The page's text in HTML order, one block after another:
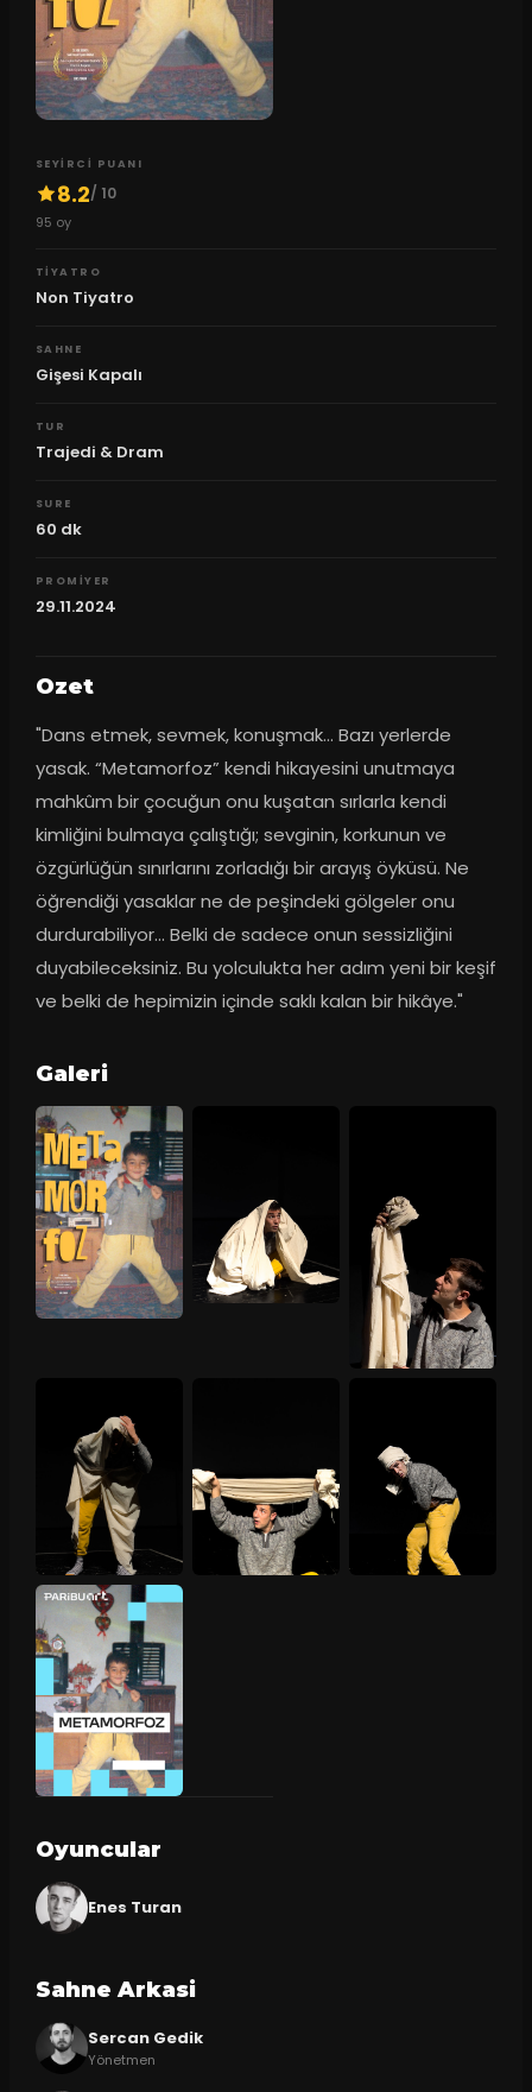
SEYIRCI PUANI
8.2/ 10
95 oy
TIYATRO
Non Tiyatro
SAHNE
Gişesi Kapalı
TUR
Trajedi & Dram
SURE
60 dk
PROMIYER
29.11.2024
Ozet
"Dans etmek, sevmek, konuşmak… Bazı yerlerde
yasak. “Metamorfoz” kendi hikayesini unutmaya
mahkûm bir çocuğun onu kuşatan sırlarla kendi
kimliğini bulmaya çalıştığı; sevginin, korkunun ve
özgürlüğün sınırlarını zorladığı bir arayış öyküsü. Ne
öğrendiği yasaklar ne de peşindeki gölgeler onu
durdurabiliyor… Belki de sadece onun sessizliğini
duyabileceksiniz. Bu yolculukta her adım yeni bir keşif
ve belki de hepimizin içinde saklı kalan bir hikâye."
Galeri
Oyuncular
Enes Turan
Sahne Arkasi
Sercan Gedik
Yönetmen